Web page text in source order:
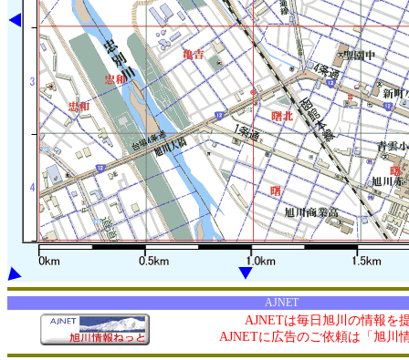
AJNET
AJNETは毎日旭川の情報を
AJNETに広告のご依頼は「旭川